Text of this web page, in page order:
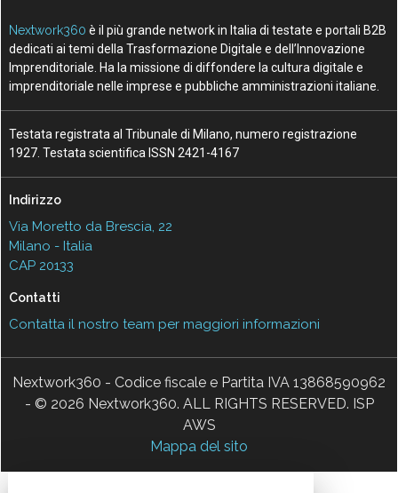
Nextwork360 è il più grande network in Italia di testate e portali B2B
dedicati ai temi della Trasformazione Digitale e dell’Innovazione
Imprenditoriale. Ha la missione di diffondere la cultura digitale e
imprenditoriale nelle imprese e pubbliche amministrazioni italiane.
Testata registrata al Tribunale di Milano, numero registrazione
1927. Testata scientifica ISSN 2421-4167
Indirizzo
Via Moretto da Brescia, 22
Milano - Italia
CAP 20133
Contatti
Contatta il nostro team per maggiori informazioni
Nextwork360 - Codice fiscale e Partita IVA 13868590962
- © 2026 Nextwork360. ALL RIGHTS RESERVED. ISP
AWS
Mappa del sito